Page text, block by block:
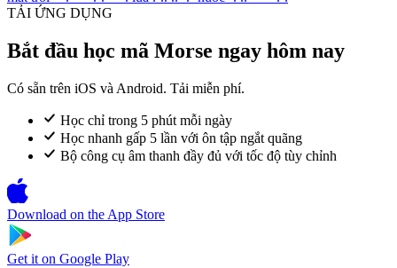
TẢI ỨNG DỤNG
Bắt đầu học mã Morse ngay hôm nay
Có sẵn trên iOS và Android. Tải miễn phí.
Học chỉ trong 5 phút mỗi ngày
Học nhanh gấp 5 lần với ôn tập ngắt quãng
Bộ công cụ âm thanh đầy đủ với tốc độ tùy chỉnh
Download on the App Store
Get it on Google Play